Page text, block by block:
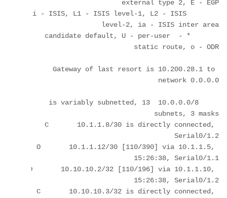
       i - ISIS, L1 - ISIS level-1, L2 - ISIS
       * - candidate default, U - per-user
Gateway of last resort is 10.200.28.1 to
     10.0.0.0/8 is variably subnetted, 13
C       10.1.1.8/30 is directly connected,
O       10.1.1.12/30 [110/390] via 10.1.1.5,
O       10.10.10.2/32 [110/196] via 10.1.1.10,
C       10.10.10.3/32 is directly connected,